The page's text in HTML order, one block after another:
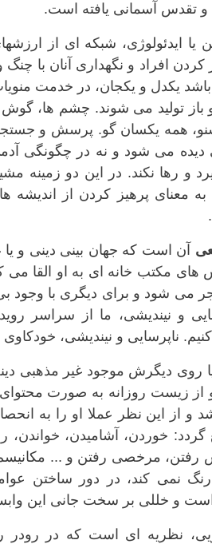
و تقدس آسمانی یافته است.
ایدئولوژی، شبکه ای از
افراد و نگهداری آنان با چنگ
یکدل و یکجان، در خدمت
تولید می شوند. چشم ها، گوش
همه یکسان گو. پرسش و
می شود و نه در چگونگی آدمی
و رها نکند. در این دو زمینه
معنای پرهیز کردن از اندیشه
آن است که جهان بینی دینی و
های مکتب خانه ای به او القا
می شود و برای دیگری با وجود
و نیندیشی، ما از سراسر
ناپرسایی و نیندیشی،
روی دیگرش موجود غیر مذهبی
زیست روزانه به صورت محتوای
و از این نظر عملا او را به
گردد: خوردن، آشامیدن،
مرخصی رفتن و ... مکانیسم
نمی کند، در دور ساختن
و خللی بر سخت جانی این
نظریه ای است که در رودر